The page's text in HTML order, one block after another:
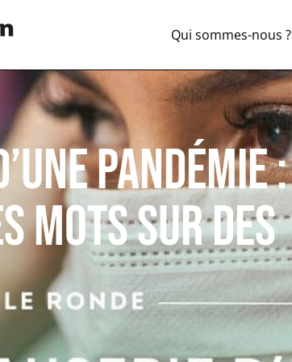
Qui sommes-nous ?
PANDÉMIE :
MOTS SUR DES